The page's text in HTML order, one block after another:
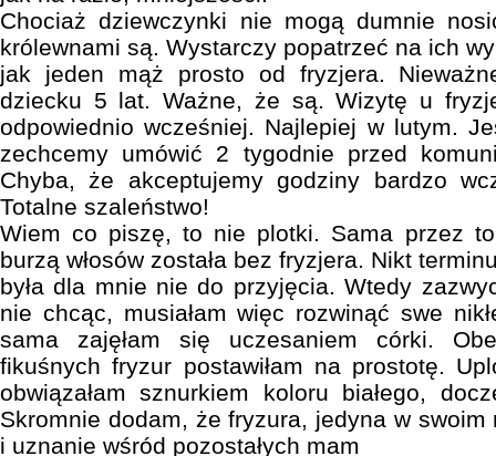
Chociaż dziewczynki nie mogą dumnie
królewnami są. Wystarczy popatrzeć na ich
jak jeden mąż prosto od fryzjera.
dziecku 5 lat. Ważne, że są. Wizytę u
odpowiednio wcześniej. Najlepiej w lutym.
zechcemy umówić 2 tygodnie przed
Chyba, że akceptujemy godziny bardzo
Totalne szaleństwo!
Wiem co piszę, to nie plotki. Sama przez
burzą włosów została bez fryzjera. Nikt
była dla mnie nie do przyjęcia. Wtedy
nie chcąc, musiałam więc rozwinąć swe
sama zajęłam się uczesaniem córki.
fikuśnych fryzur postawiłam na prostotę.
obwiązałam sznurkiem koloru białego,
Skromnie dodam, że fryzura, jedyna w swoim
i uznanie wśród pozostałych mam